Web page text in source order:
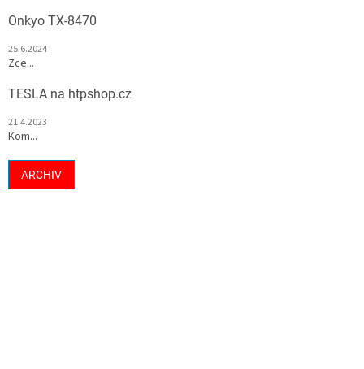
Onkyo TX-8470
25.6.2024
Zce...
TESLA na htpshop.cz
21.4.2023
Kom...
ARCHIV